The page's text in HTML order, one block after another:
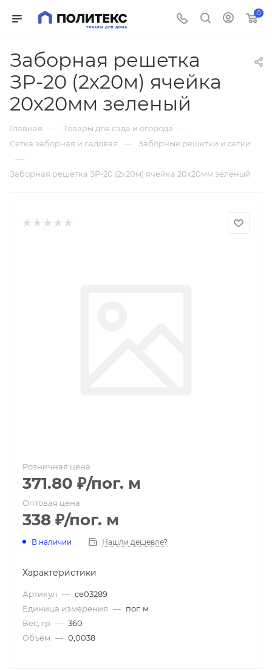
0
Заборная решетка
ЗР-20 (2х20м) ячейка
20х20мм зеленый
Главная — Товары для сада и огорода —
Сетка заборная и садовая — Заборные решетки и сетки
—
Заборная решетка ЗР-20 (2х20м) ячейка 20х20мм зеленый
Розничная цена
371.80 ₽/пог. м
Оптовая цена
338 ₽/пог. м
В наличии Нашли дешевле?
Характеристики
Артикул — се03289
Единица измерения — пог. м
Вес, гр — 360
Объем — 0,0038